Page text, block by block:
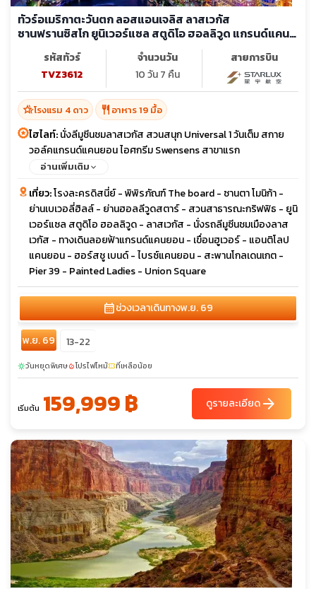
ทัวร์อเมริกาตะวันตก ลอสแอนเจลิส ลาสเวกัส
ซานฟรานซิสโก ยูนิเวอร์แซล สตูดิโอ ฮอลลิวูด แกรนด์แคน
ยอน สะพานโกลเดนเกต
รหัสทัวร์
TVZ3612
จำนวนวัน
10 วัน 7 คืน
สายการบิน
hotel_classโรงแรม 4 ดาว restaurant อาหาร 19 มื้อ
ไฮไลท์:นั่งลีมูซีนชมลาสเวกัส สวนสนุก Universal 1 วันเต็ม สกาย
วอล์คแกรนด์แคนยอน ไอศกรีม Swensens สาขาแรก
อ่านเพิ่มเติม
เที่ยว:โรงละครดิสนี่ย์ - พิพิรภัณฑ์ The board - ซานตา โมนิก้า -
ย่านเบเวอลี่ฮิลล์ - ย่านฮอลลีวูดสตาร์ - สวนสาธารณะกริฟฟิธ - ยูนิ
เวอร์แซล สตูดิโอ ฮอลลิวูด - ลาสเวกัส - นั่งรถลีมูซีนชมเมืองลาส
เวกัส - ทางเดินลอยฟ้าแกรนด์แคนยอน - เขื่อนฮูเวอร์ - แอนติโลป
แคนยอน - ฮอร์สชู เบนด์ - ไบรซ์แคนยอน - สะพานโกลเดนเกต -
Pier 39 - Painted Ladies - Union Square
calendar_monthช่วงเวลาเดินทางพ.ย. 69
พ.ย. 69 13-22
sunnyวันหยุดพิเศษlocal_fire_departmentโปรไฟไหม้confirmation_numberที่เหลือน้อย
เริ่มต้น 159,999 ฿ ดูรายละเอียดarrow_forward